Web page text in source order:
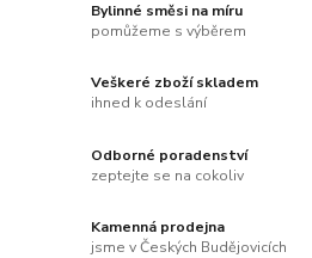
Bylinné směsi na míru
pomůžeme s výběrem
Veškeré zboží skladem
ihned k odeslání
Odborné poradenství
zeptejte se na cokoliv
Kamenná prodejna
jsme v Českých Budějovicích